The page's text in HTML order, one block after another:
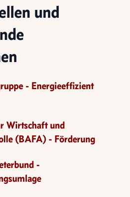
und
- Energieeffizient
Wirtschaft und
(BAFA) - Förderung
-